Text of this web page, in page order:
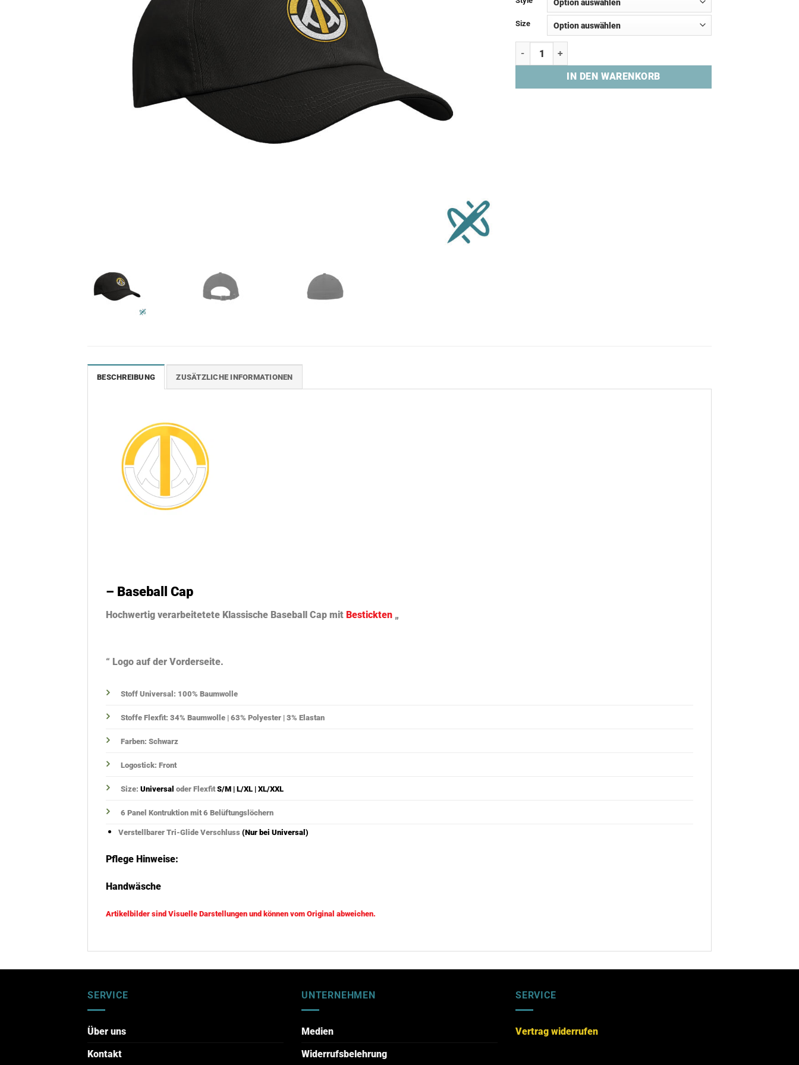
Size
Basecap "ARMY OF TEMPER" Menge
IN DEN WARENKORB
BESCHREIBUNG ZUSÄTZLICHE INFORMATIONEN
– Baseball Cap
Hochwertig verarbeitetete Klassische Baseball Cap mit Bestickten „
“ Logo auf der Vorderseite.
Stoff Universal: 100% Baumwolle
Stoffe Flexfit: 34% Baumwolle | 63% Polyester | 3% Elastan
Farben: Schwarz
Logostick: Front
Size: Universal oder FlexfitS/M | L/XL | XL/XXL
6 Panel Kontruktion mit 6 Belüftungslöchern
Verstellbarer Tri-Glide Verschluss (Nur bei Universal)
Pflege Hinweise:
Handwäsche
Artikelbilder sind Visuelle Darstellungen und können vom Original abweichen.
SERVICE
Über uns
Kontakt
UNTERNEHMEN
Medien
Widerrufsbelehrung
SERVICE
Vertrag widerrufen